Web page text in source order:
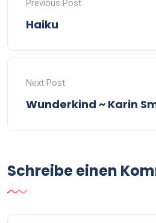
Previous Post
Haiku
Next Post
Wunderkind ~ Karin
Schreibe einen